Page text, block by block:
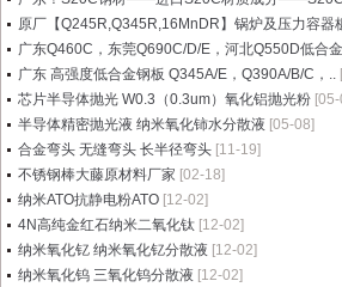
原厂【Q245R,Q345R,16MnDR】锅炉及压力容器
广东Q460C，东莞Q690C/D/E，河北Q550D低合
广东 高强度低合金钢板 Q345A/E，Q390A/B/C，..
芯片半导体抛光 W0.3（0.3um）氧化铝抛光粉
半导体精密抛光液 纳米氧化铈水分散液 [05-08]
合金弯头 无缝弯头 长半径弯头 [11-19]
不锈钢棒大藤原材料厂家 [02-18]
纳米ATO抗静电粉ATO [12-02]
4N高纯金红石纳米二氧化钛 [12-02]
纳米氧化钇 纳米氧化钇分散液 [12-02]
纳米氧化钨 三氧化钨分散液 [12-02]